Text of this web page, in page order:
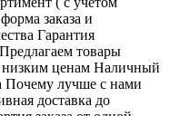
заказа и
Гарантия
товары
низким ценам Наличный
Почему лучше с нами
доставка до